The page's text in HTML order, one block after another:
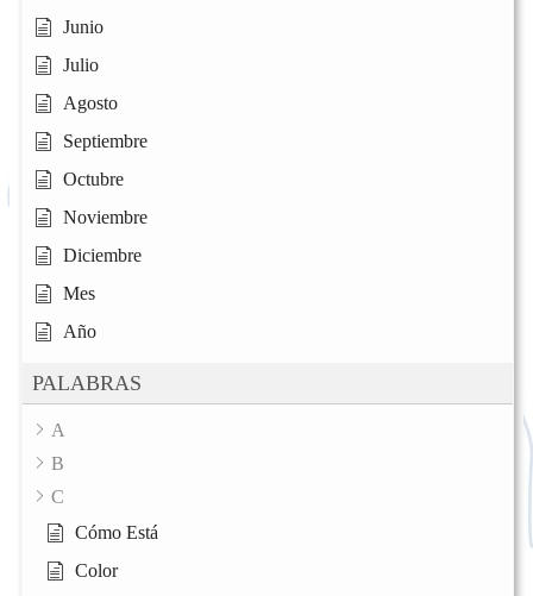
Junio
Julio
Agosto
Septiembre
Octubre
Noviembre
Diciembre
Mes
Año
PALABRAS
A
B
C
Cómo Está
Color